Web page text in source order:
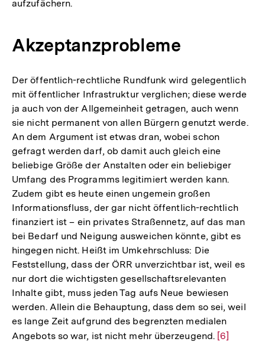
aufzufächern.
Akzeptanzprobleme
Der öffentlich-rechtliche Rundfunk wird gelegentlich
mit öffentlicher Infrastruktur verglichen; diese werde
ja auch von der Allgemeinheit getragen, auch wenn
sie nicht permanent von allen Bürgern genutzt werde.
An dem Argument ist etwas dran, wobei schon
gefragt werden darf, ob damit auch gleich eine
beliebige Größe der Anstalten oder ein beliebiger
Umfang des Programms legitimiert werden kann.
Zudem gibt es heute einen ungemein großen
Informationsfluss, der gar nicht öffentlich-rechtlich
finanziert ist – ein privates Straßennetz, auf das man
bei Bedarf und Neigung ausweichen könnte, gibt es
hingegen nicht. Heißt im Umkehrschluss: Die
Feststellung, dass der ÖRR unverzichtbar ist, weil es
nur dort die wichtigsten gesellschaftsrelevanten
Inhalte gibt, muss jeden Tag aufs Neue bewiesen
werden. Allein die Behauptung, dass dem so sei, weil
es lange Zeit aufgrund des begrenzten medialen
Angebots so war, ist nicht mehr überzeugend. Zur
[6]